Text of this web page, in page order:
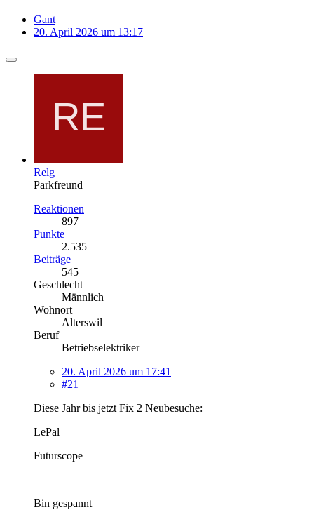
Gant
20. April 2026 um 13:17
Relg
Parkfreund
Reaktionen
897
Punkte
2.535
Beiträge
545
Geschlecht
Männlich
Wohnort
Alterswil
Beruf
Betriebselektriker
20. April 2026 um 17:41
#21
Diese Jahr bis jetzt Fix 2 Neubesuche:
LePal
Futurscope
Bin gespannt